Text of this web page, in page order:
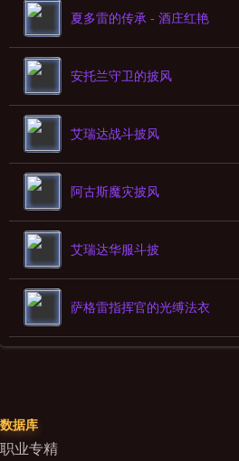
夏多雷的传承 - 酒庄红艳
安托兰守卫的披风
艾瑞达战斗披风
阿古斯魔灾披风
艾瑞达华服斗披
萨格雷指挥官的光缚法衣
数据库
职业专精